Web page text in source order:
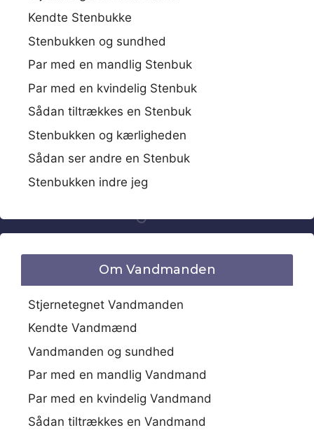
Kendte Stenbukke
Stenbukken og sundhed
Par med en mandlig Stenbuk
Par med en kvindelig Stenbuk
Sådan tiltrækkes en Stenbuk
Stenbukken og kærligheden
Sådan ser andre en Stenbuk
Stenbukken indre jeg
Om Vandmanden
Stjernetegnet Vandmanden
Kendte Vandmænd
Vandmanden og sundhed
Par med en mandlig Vandmand
Par med en kvindelig Vandmand
Sådan tiltrækkes en Vandmand